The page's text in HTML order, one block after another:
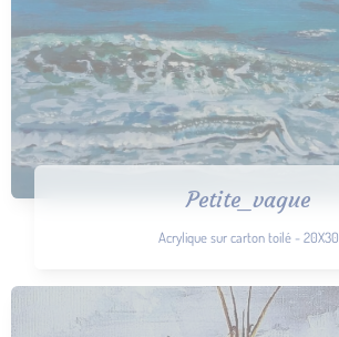
Petite_vague
Acrylique sur carton toilé - 20X30